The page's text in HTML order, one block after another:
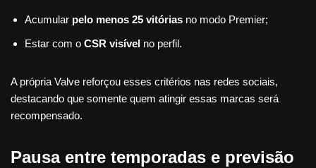
Acumular pelo menos 25 vitórias no modo Premier;
Estar com o CSR visível no perfil.
A própria Valve reforçou esses critérios nas redes sociais,
destacando que somente quem atingir essas marcas será
recompensado.
Pausa entre temporadas e previsão